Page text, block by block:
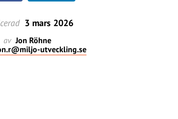
3 mars 2026
av Jon Röhne
utveckling.se